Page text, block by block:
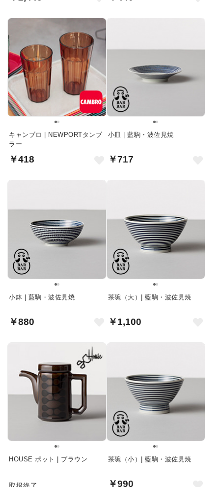
キャンブロ | NEWPORTタンブ
ラー
￥418
小皿 | 藍駒・波佐見焼
￥717
小鉢 | 藍駒・波佐見焼
￥880
茶碗（大）| 藍駒・波佐見焼
￥1,100
HOUSE ポット | ブラウン 茶碗（小）| 藍駒・波佐見焼
￥990